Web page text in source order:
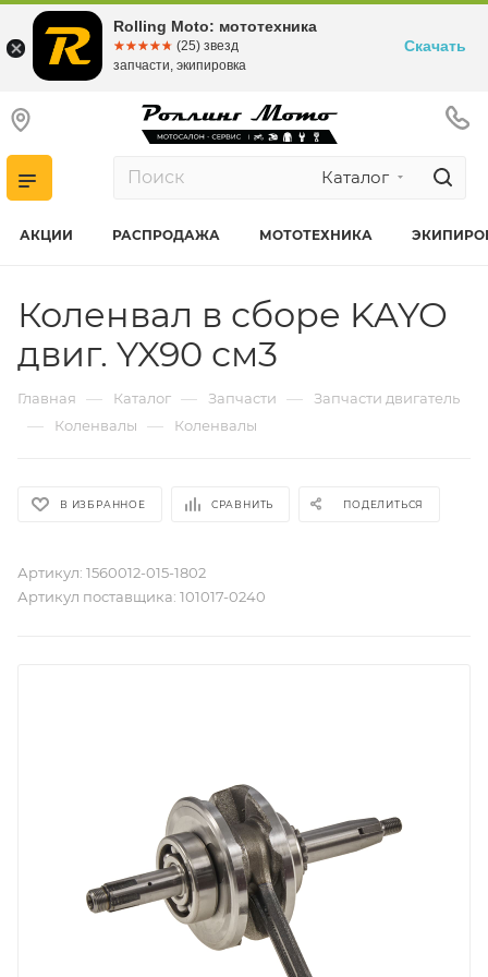
Каталог
АКЦИИ РАСПРОДАЖА МОТОТЕХНИКА
Коленвал в сборе KAYO
двиг. YX90 см3
Главная — Каталог — Запчасти — Запчасти двигатель
— Коленвалы — Коленвалы
В ИЗБРАННОЕ СРАВНИТЬ ПОДЕЛИТЬСЯ
Артикул: 1560012-015-1802
Артикул поставщика: 101017-0240
Rolling Moto: мототехника
☆☆☆☆☆
★★★★★ (25) звезд
запчасти, экипировка
Скачать